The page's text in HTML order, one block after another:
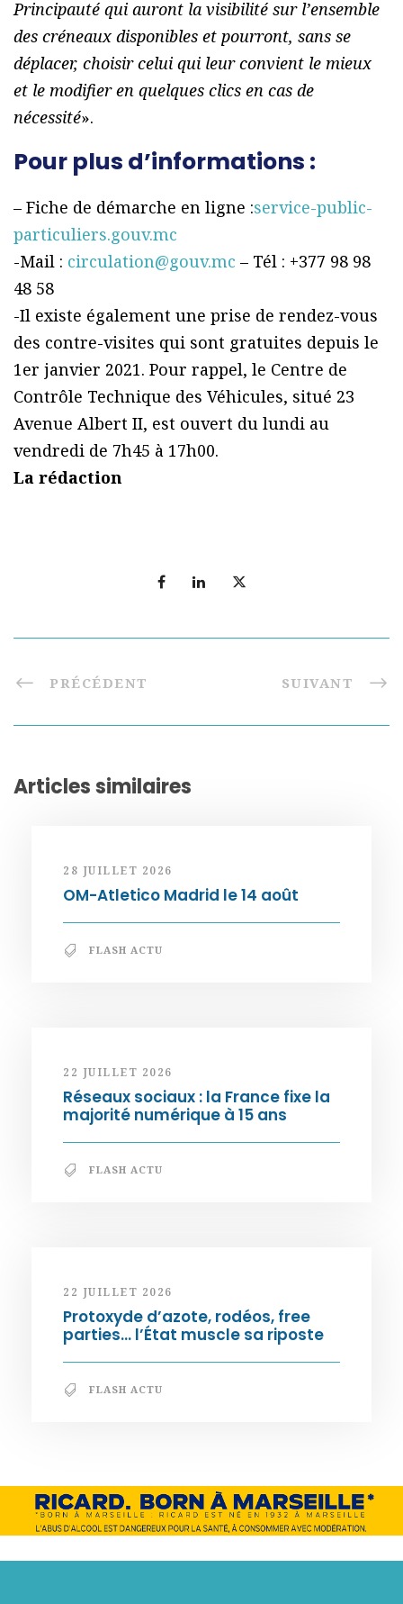
Principauté qui auront la visibilité sur l’ensemble
des créneaux disponibles et pourront, sans se
déplacer, choisir celui qui leur convient le mieux
et le modifier en quelques clics en cas de
nécessité».
Pour plus d’informations :
– Fiche de démarche en ligne :service-public-
particuliers.gouv.mc
-Mail : circulation@gouv.mc – Tél : +377 98 98
48 58
-Il existe également une prise de rendez-vous
des contre-visites qui sont gratuites depuis le
1er janvier 2021. Pour rappel, le Centre de
Contrôle Technique des Véhicules, situé 23
Avenue Albert II, est ouvert du lundi au
vendredi de 7h45 à 17h00.
La rédaction
PRÉCÉDENT SUIVANT
Articles similaires
28 JUILLET 2026
OM-Atletico Madrid le 14 août
FLASH ACTU
22 JUILLET 2026
Réseaux sociaux : la France fixe la
majorité numérique à 15 ans
FLASH ACTU
22 JUILLET 2026
Protoxyde d’azote, rodéos, free
parties… l’État muscle sa riposte
FLASH ACTU